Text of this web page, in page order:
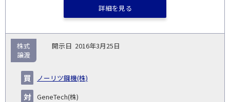
詳細を見る
2016年3月25日
ノーリツ鋼機(株)
GeneTech(株)
株式
譲渡